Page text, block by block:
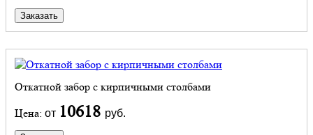
Заказать
Откатной забор с кирпичными столбами
Цена: от 10618 руб.